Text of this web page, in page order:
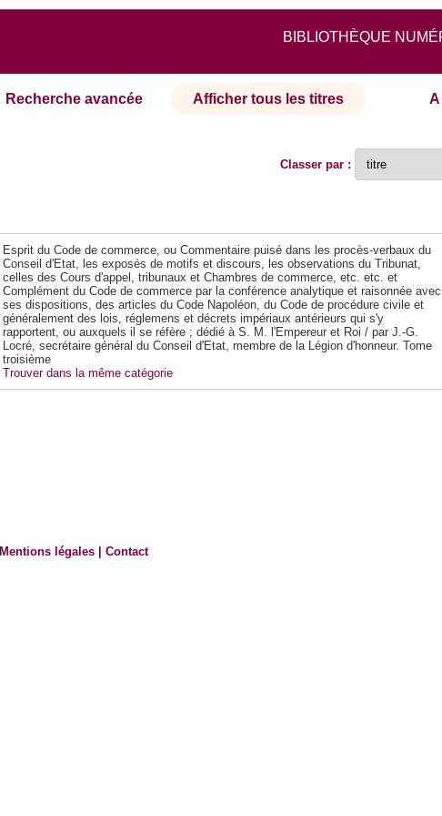
BIBLIOTHÈQUE
Recherche avancée Afficher tous les titres
Classer par :
Esprit du Code de commerce, ou Commentaire puisé dans les procès-verbaux du
Conseil d'Etat, les exposés de motifs et discours, les observations du Tribunat,
celles des Cours d'appel, tribunaux et Chambres de commerce, etc. etc. et
Complément du Code de commerce par la conférence analytique et raisonnée avec
ses dispositions, des articles du Code Napoléon, du Code de procédure civile et
généralement des lois, réglemens et décrets impériaux antérieurs qui s'y
rapportent, ou auxquels il se réfère ; dédié à S. M. l'Empereur et Roi / par J.-G.
Locré, secrétaire général du Conseil d'Etat, membre de la Légion d'honneur. Tome
troisième
Trouver dans la même catégorie
Mentions légales |Contact